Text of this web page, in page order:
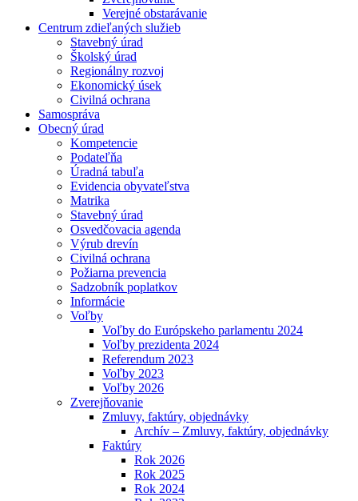
Verejné obstarávanie
Centrum zdieľaných služieb
Stavebný úrad
Školský úrad
Regionálny rozvoj
Ekonomický úsek
Civilná ochrana
Samospráva
Obecný úrad
Kompetencie
Podateľňa
Úradná tabuľa
Evidencia obyvateľstva
Matrika
Stavebný úrad
Osvedčovacia agenda
Výrub drevín
Civilná ochrana
Požiarna prevencia
Sadzobník poplatkov
Informácie
Voľby
Voľby do Európskeho parlamentu 2024
Voľby prezidenta 2024
Referendum 2023
Voľby 2023
Voľby 2026
Zverejňovanie
Zmluvy, faktúry, objednávky
Archív – Zmluvy, faktúry, objednávky
Faktúry
Rok 2026
Rok 2025
Rok 2024